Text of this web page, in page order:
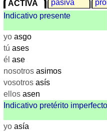
Deutsch
Englisch
Französisch
Italienisch
Lateinisch
Niederländisch
Portugiesisch
Rumänisch
Spanisch
Nützliches
ACTIVA pasiva
Indicativo presente
yo asgo
tú ases
él ase
nosotros asimos
vosotros asís
ellos asen
Indicativo pretérito imperfecto
yo asía